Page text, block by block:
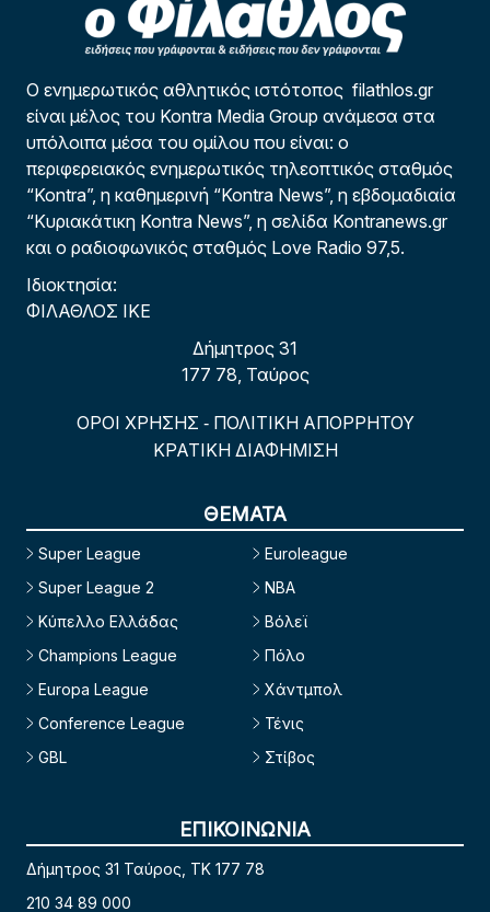
Ο ενημερωτικός αθλητικός ιστότοπος filathlos.gr
είναι μέλος του Kontra Media Group ανάμεσα στα
υπόλοιπα μέσα του ομίλου που είναι: ο
περιφερειακός ενημερωτικός τηλεοπτικός σταθμός
“Kontra”, η καθημερινή “Kontra News”, η εβδομαδιαία
“Κυριακάτικη Kontra News”, η σελίδα Kontranews.gr
και ο ραδιοφωνικός σταθμός Love Radio 97,5.
Ιδιοκτησία:
ΦΙΛΑΘΛΟΣ ΙΚΕ
Δήμητρος 31
177 78, Ταύρος
ΟΡΟΙ ΧΡΗΣΗΣ - ΠΟΛΙΤΙΚΗ ΑΠΟΡΡΗΤΟΥ
ΚΡΑΤΙΚΗ ΔΙΑΦΗΜΙΣΗ
ΘΕΜΑΤΑ
Super League
Super League 2
Κύπελλο Ελλάδας
Champions League
Europa League
Conference League
GBL
Euroleague
NBA
Βόλεϊ
Πόλο
Χάντμπολ
Τένις
Στίβος
ΕΠΙΚΟΙΝΩΝΙΑ
Δήμητρος 31 Ταύρος, TK 177 78
210 34 89 000